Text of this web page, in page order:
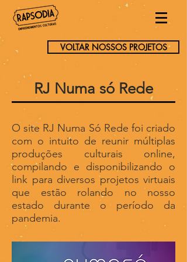
VOLTAR NOSSOS PROJETOS
RJ Numa só Rede
O site RJ Numa Só Rede foi criado
com o intuito de reunir múltiplas
produções culturais online,
compilando e disponibilizando o
link para diversos projetos virtuais
que estão rolando no nosso
estado durante o período da
pandemia.